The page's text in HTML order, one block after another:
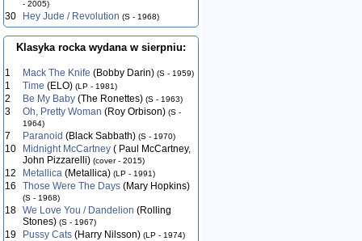
- 2005)
30 Hey Jude / Revolution (S - 1968)
Klasyka rocka wydana w sierpniu:
1 Mack The Knife (Bobby Darin) (S - 1959)
1 Time (ELO) (LP - 1981)
2 Be My Baby (The Ronettes) (S - 1963)
3 Oh, Pretty Woman (Roy Orbison) (S -
1964)
7 Paranoid (Black Sabbath) (S - 1970)
10 Midnight McCartney ( Paul McCartney,
John Pizzarelli) (cover - 2015)
12 Metallica (Metallica) (LP - 1991)
16 Those Were The Days (Mary Hopkins)
(S - 1968)
18 We Love You / Dandelion (Rolling
Stones) (S - 1967)
19 Pussy Cats (Harry Nilsson) (LP - 1974)